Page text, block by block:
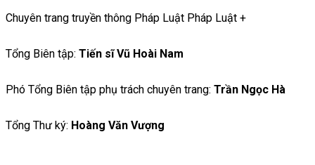
Chuyên trang truyền thông Pháp Luật Pháp Luật +
Tổng Biên tập: Tiến sĩ Vũ Hoài Nam
Phó Tổng Biên tập phụ trách chuyên trang: Trần Ngọc Hà
Tổng Thư ký: Hoàng Văn Vượng